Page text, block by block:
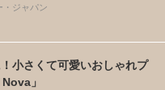
・ジャパン
小さくて可愛いおしゃれプ
」